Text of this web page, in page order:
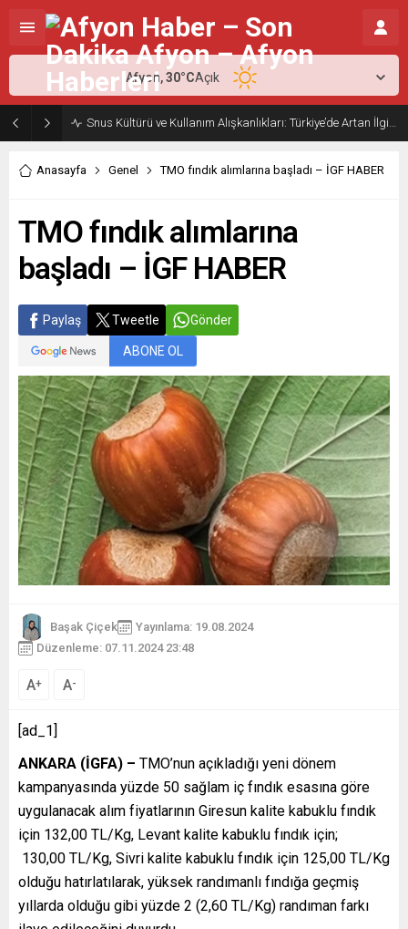
Snus Kültürü ve Kullanım Alışkanlıkları: Türkiye’de Artan İlginin Nedenleri
Afyon,30°CAçık
Anasayfa Genel TMO fındık alımlarına başladı – İGF HABER
TMO fındık alımlarına
başladı – İGF HABER
Paylaş Tweetle Gönder
ABONE OL
Başak Çiçek
Yayınlama: 19.08.2024
Düzenleme: 07.11.2024 23:48
A+ A-
[ad_1]
ANKARA (İGFA) – TMO’nun açıkladığı yeni dönem
kampanyasında yüzde 50 sağlam iç fındık esasına göre
uygulanacak alım fiyatlarının Giresun kalite kabuklu fındık
için 132,00 TL/Kg, Levant kalite kabuklu fındık için;
130,00 TL/Kg, Sivri kalite kabuklu fındık için 125,00 TL/Kg
olduğu hatırlatılarak, yüksek randımanlı fındığa geçmiş
yıllarda olduğu gibi yüzde 2 (2,60 TL/Kg) randıman farkı